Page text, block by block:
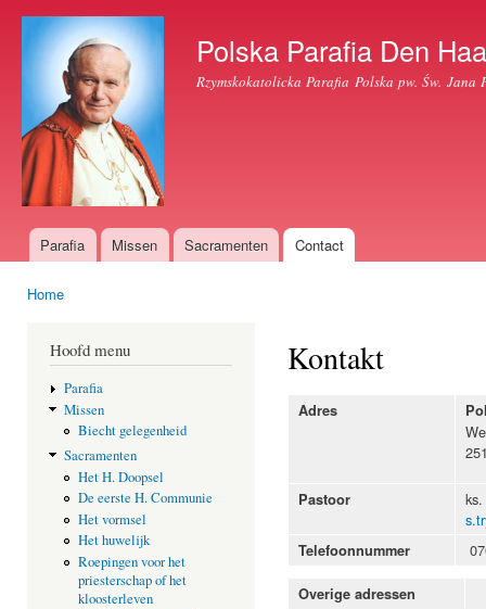
de
Polska Parafia Den
Rzymskokatolicka Parafia Polska pw. Św. Jana
Hoofdmenu
Parafia Missen Sacramenten Contact
Home
Hoofd menu
Parafia
Missen
Biecht gelegenheid
Sacramenten
Het H. Doopsel
De eerste H. Communie
Het vormsel
Het huwelijk
Roepingen voor het
priesterschap of het
kloosterleven
Kontakt
Adres
Pastoor
Telefoonnummer
Overige adressen